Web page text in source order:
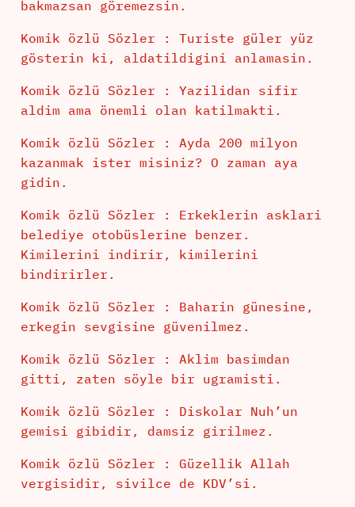
bakmazsan göremezsin.
Komik özlü Sözler : Turiste güler yüz
gösterin ki, aldatildigini anlamasin.
Komik özlü Sözler : Yazilidan sifir
aldim ama önemli olan katilmakti.
Komik özlü Sözler : Ayda 200 milyon
kazanmak ister misiniz? O zaman aya
gidin.
Komik özlü Sözler : Erkeklerin asklari
belediye otobüslerine benzer.
Kimilerini indirir, kimilerini
bindirirler.
Komik özlü Sözler : Baharin günesine,
erkegin sevgisine güvenilmez.
Komik özlü Sözler : Aklim basimdan
gitti, zaten söyle bir ugramisti.
Komik özlü Sözler : Diskolar Nuh’un
gemisi gibidir, damsiz girilmez.
Komik özlü Sözler : Güzellik Allah
vergisidir, sivilce de KDV’si.